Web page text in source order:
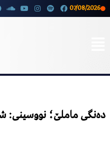
07/08/2026
دەنگی ماملێ؛ نووسینی: